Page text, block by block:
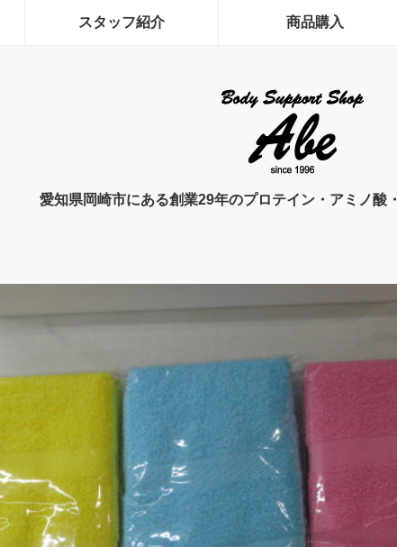
スタッフ紹介 商品購入
愛知県岡崎市にある創業29年のプロテイン・アミノ酸